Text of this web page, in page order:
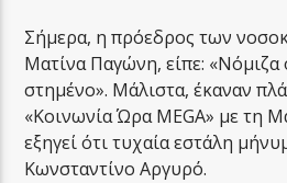
Σήμερα, η πρόεδρος των
Ματίνα Παγώνη, είπε: «Νόμιζα
στημένο». Μάλιστα, έκαναν
«Κοινωνία Ώρα MEGA» με τη
εξηγεί ότι τυχαία εστάλη
Κωνσταντίνο Αργυρό.